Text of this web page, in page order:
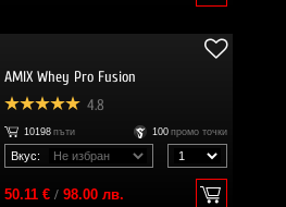
AMIX Whey Pro Fusion
4.8
10198 пъти 100 промо точки
Вкус:
50.11 €/ 98.00 лв.